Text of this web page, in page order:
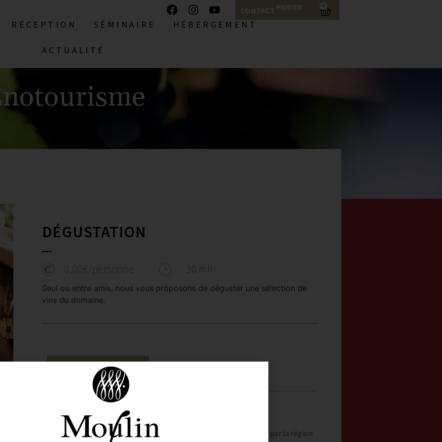
CONTACT PANIER 0
RÉCEPTION SÉMINAIRE HÉBERGEMENT
ACTUALITÉ
DÉGUSTATION
Seul ou entre amis, nous vous proposons de déguster une sélection de
vins du domaine.
NOUS CONTACTER
En savoir plus…
La dégustation se fait dans notre caveau labellisé Qualité Tourisme par la région